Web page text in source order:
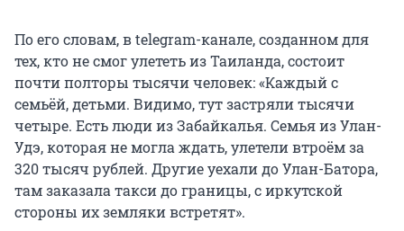
По его словам, в telegram-канале, созданном для
тех, кто не смог улететь из Таиланда, состоит
почти полторы тысячи человек: «Каждый с
семьёй, детьми. Видимо, тут застряли тысячи
четыре. Есть люди из Забайкалья. Семья из Улан-
Удэ, которая не могла ждать, улетели втроём за
320 тысяч рублей. Другие уехали до Улан-Батора,
там заказала такси до границы, с иркутской
стороны их земляки встретят».